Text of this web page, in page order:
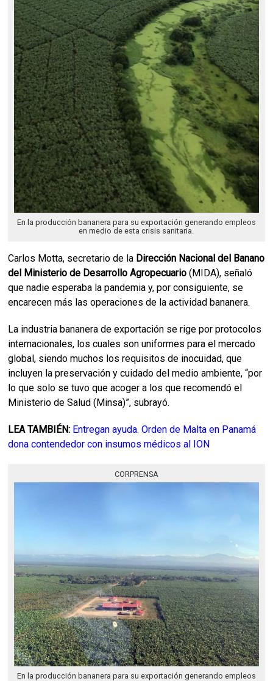
En la producción bananera para su exportación generando empleos
en medio de esta crisis sanitaria.
Carlos Motta, secretario de la Dirección Nacional del Banano
del Ministerio de Desarrollo Agropecuario(MIDA), señaló
que nadie esperaba la pandemia y, por consiguiente, se
encarecen más las operaciones de la actividad bananera.
La industria bananera de exportación se rige por protocolos
internacionales, los cuales son uniformes para el mercado
global, siendo muchos los requisitos de inocuidad, que
incluyen la preservación y cuidado del medio ambiente, “por
lo que solo se tuvo que acoger a los que recomendó el
Ministerio de Salud (Minsa)”, subrayó.
LEA TAMBIÉN: Entregan ayuda. Orden de Malta en Panamá
dona contendedor con insumos médicos al ION
CORPRENSA
En la producción bananera para su exportación generando empleos